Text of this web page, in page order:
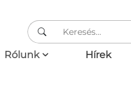
Fő navigáció
Rólunk Hírek